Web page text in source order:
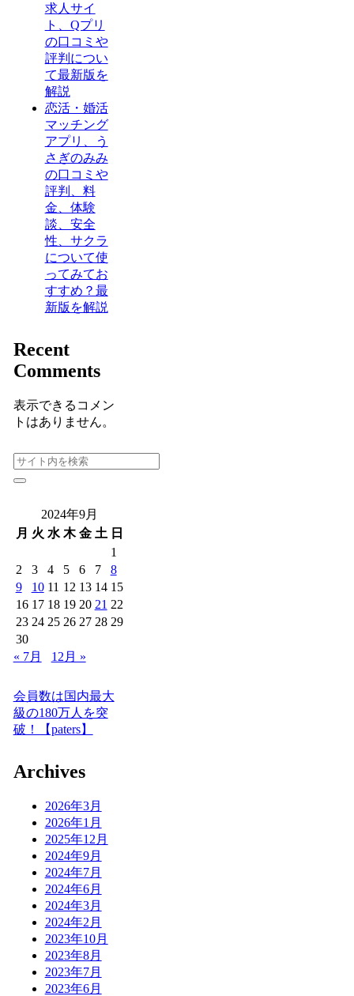
求人サイ
ト、Qプリ
の口コミや
評判につい
て最新版を
解説
恋活・婚活
マッチング
アプリ、う
さぎのみみ
の口コミや
評判、料
金、体験
談、安全
性、サクラ
について使
ってみてお
すすめ？最
新版を解説
Recent
Comments
表示できるコメン
トはありません。
2024年9月
月 火 水 木 金 土 日
1
2
3 4 5 6 7
8
9
10 11 12 13 14 15
16 17 18 19 20 21 22
23 24 25 26 27 28 29
30
« 7月
12月 »
会員数は国内最大
級の180万人を突
破！【paters】
Archives
2026年3月
2026年1月
2025年12月
2024年9月
2024年7月
2024年6月
2024年3月
2024年2月
2023年10月
2023年8月
2023年7月
2023年6月